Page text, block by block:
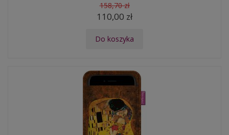
158,70 zł
110,00 zł
Do koszyka